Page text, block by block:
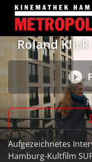
Roland
Aufgezeichnetes
Hamburg-Kultfilm